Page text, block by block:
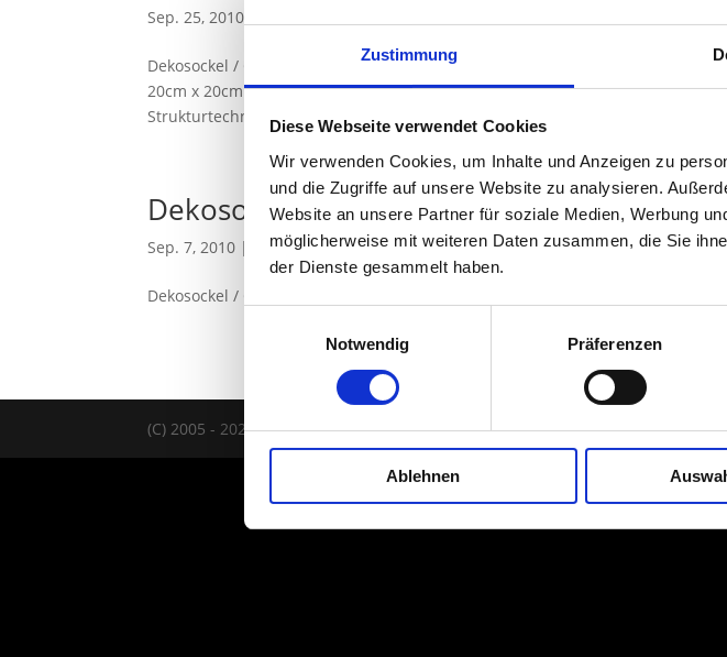
Zustimmung
Diese Webseite verwendet Cookies
Wir verwenden Cookies, um Inhalte und Anzeigen zu
und die Zugriffe auf unsere Website zu analysieren.
Website an unsere Partner für soziale Medien, Werbung
möglicherweise mit weiteren Daten zusammen, die Sie
der Dienste gesammelt haben.
Notwendig
Präferenzen
Ablehnen
Sep. 25, 2010
Dekosockel / Galeriesockel / Podest Material: MDF lackiert /
20cm x 20cm Gewicht: 3kg hochwertige Verarbeitung / Made in Germany
Strukturtechniken auf Anfrage…
Dekosockel Spachteltechnik weiss creme
Sep. 7, 2010 | Badezimmer,Büro & Job,Dekosockel auf Maß,Design,Vitrinen
Dekosockel / Galeriesockel / Podest
(C) 2005 - 2026 TELAAR RAUMIDEEN |IMPRESSUM|DATENSCHUTZ| Ihr